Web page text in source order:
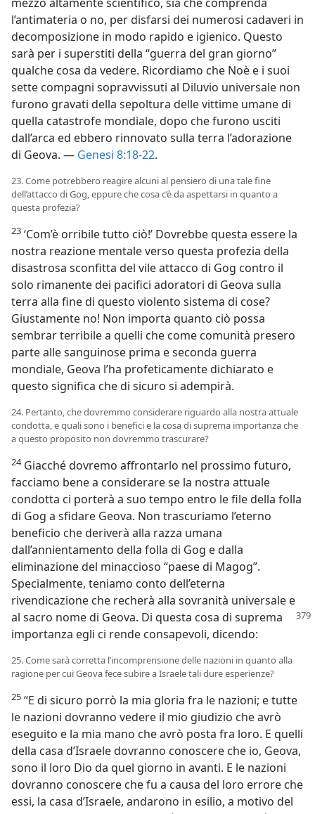
l’antimateria o no, per disfarsi dei numerosi cadaveri in
decomposizione in modo rapido e igienico. Questo
sarà per i superstiti della “guerra del gran giorno”
qualche cosa da vedere. Ricordiamo che Noè e i suoi
sette compagni sopravvissuti al Diluvio universale non
furono gravati della sepoltura delle vittime umane di
quella catastrofe mondiale, dopo che furono usciti
dall’arca ed ebbero rinnovato sulla terra l’adorazione
di Geova. — Genesi 8:18-22.
23. Come potrebbero reagire alcuni al pensiero di una tale fine
dell’attacco di Gog, eppure che cosa c’è da aspettarsi in quanto a
questa profezia?
23 ‘Com’è orribile tutto ciò!’ Dovrebbe questa essere la
nostra reazione mentale verso questa profezia della
disastrosa sconfitta del vile attacco di Gog contro il
solo rimanente dei pacifici adoratori di Geova sulla
terra alla fine di questo violento sistema di cose?
Giustamente no! Non importa quanto ciò possa
sembrar terribile a quelli che come comunità presero
parte alle sanguinose prima e seconda guerra
mondiale, Geova l’ha profeticamente dichiarato e
questo significa che di sicuro si adempirà.
24. Pertanto, che dovremmo considerare riguardo alla nostra attuale
condotta, e quali sono i benefici e la cosa di suprema importanza che
a questo proposito non dovremmo trascurare?
24Giacché dovremo affrontarlo nel prossimo futuro,
facciamo bene a considerare se la nostra attuale
condotta ci porterà a suo tempo entro le file della folla
di Gog a sfidare Geova. Non trascuriamo l’eterno
beneficio che deriverà alla razza umana
dall’annientamento della folla di Gog e dalla
eliminazione del minaccioso “paese di Magog”.
Specialmente, teniamo conto dell’eterna
rivendicazione che recherà alla sovranità universale e
al sacro nome di Geova. Di questa cosa di suprema
importanza egli ci rende consapevoli, dicendo:
25. Come sarà corretta l’incomprensione delle nazioni in quanto alla
ragione per cui Geova fece subire a Israele tali dure esperienze?
25 “E di sicuro porrò la mia gloria fra le nazioni; e tutte
le nazioni dovranno vedere il mio giudizio che avrò
eseguito e la mia mano che avrò posta fra loro. E quelli
della casa d’Israele dovranno conoscere che io, Geova,
sono il loro Dio da quel giorno in avanti. E le nazioni
dovranno conoscere che fu a causa del loro errore che
essi, la casa d’Israele, andarono in esilio, a motivo del